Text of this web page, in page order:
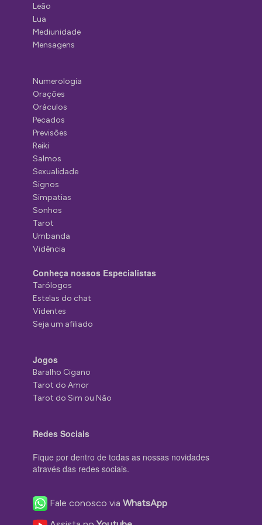
Leão
Lua
Mediunidade
Mensagens
Numerologia
Orações
Oráculos
Pecados
Previsões
Reiki
Salmos
Sexualidade
Signos
Simpatias
Sonhos
Tarot
Umbanda
Vidência
Conheça nossos Especialistas
Tarólogos
Estelas do chat
Videntes
Seja um afiliado
Jogos
Baralho Cigano
Tarot do Amor
Tarot do Sim ou Não
Redes Sociais
Fique por dentro de todas as nossas novidades
através das redes sociais.
Fale conosco viaWhatsApp